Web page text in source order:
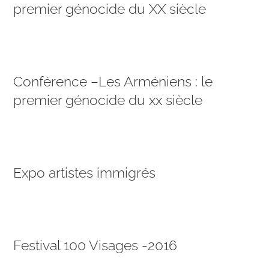
premier génocide du XX siècle
Conférence –Les Arméniens : le
premier génocide du xx siècle
Expo artistes immigrés
Festival 100 Visages -2016